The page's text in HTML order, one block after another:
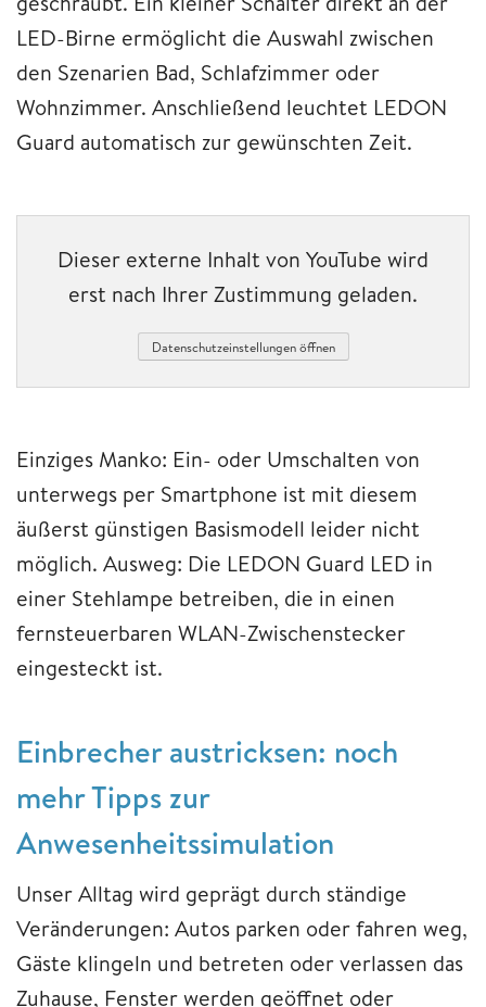
LED-Birne ermöglicht die Auswahl zwischen
den Szenarien Bad, Schlafzimmer oder
Wohnzimmer. Anschließend leuchtet LEDON
Guard automatisch zur gewünschten Zeit.
Dieser externe Inhalt von YouTube wird
erst nach Ihrer Zustimmung geladen.
Datenschutzeinstellungen öffnen
Einziges Manko: Ein- oder Umschalten von
unterwegs per Smartphone ist mit diesem
äußerst günstigen Basismodell leider nicht
möglich. Ausweg: Die LEDON Guard LED in
einer Stehlampe betreiben, die in einen
fernsteuerbaren WLAN-Zwischenstecker
eingesteckt ist.
Einbrecher austricksen: noch
mehr Tipps zur
Anwesenheitssimulation
Unser Alltag wird geprägt durch ständige
Veränderungen: Autos parken oder fahren weg,
Gäste klingeln und betreten oder verlassen das
Zuhause, Fenster werden geöffnet oder